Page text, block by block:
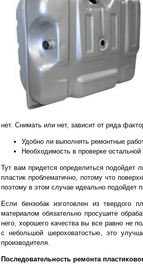
нет. Снимать или нет, зависит от ряда
Удобно ли выполнять ремонтные
Необходимость в проверке
Тут вам придется определиться подойдет
пластик проблематично, потому что
поэтому в этом случае идеально подойдет
Если бензобак изготовлен из твердого
материалом обязательно просушите
него, хорошего качества вы все равно не
с небольшой шероховатостью, это
производителя.
Последовательность ремонта